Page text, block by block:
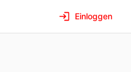
Einloggen